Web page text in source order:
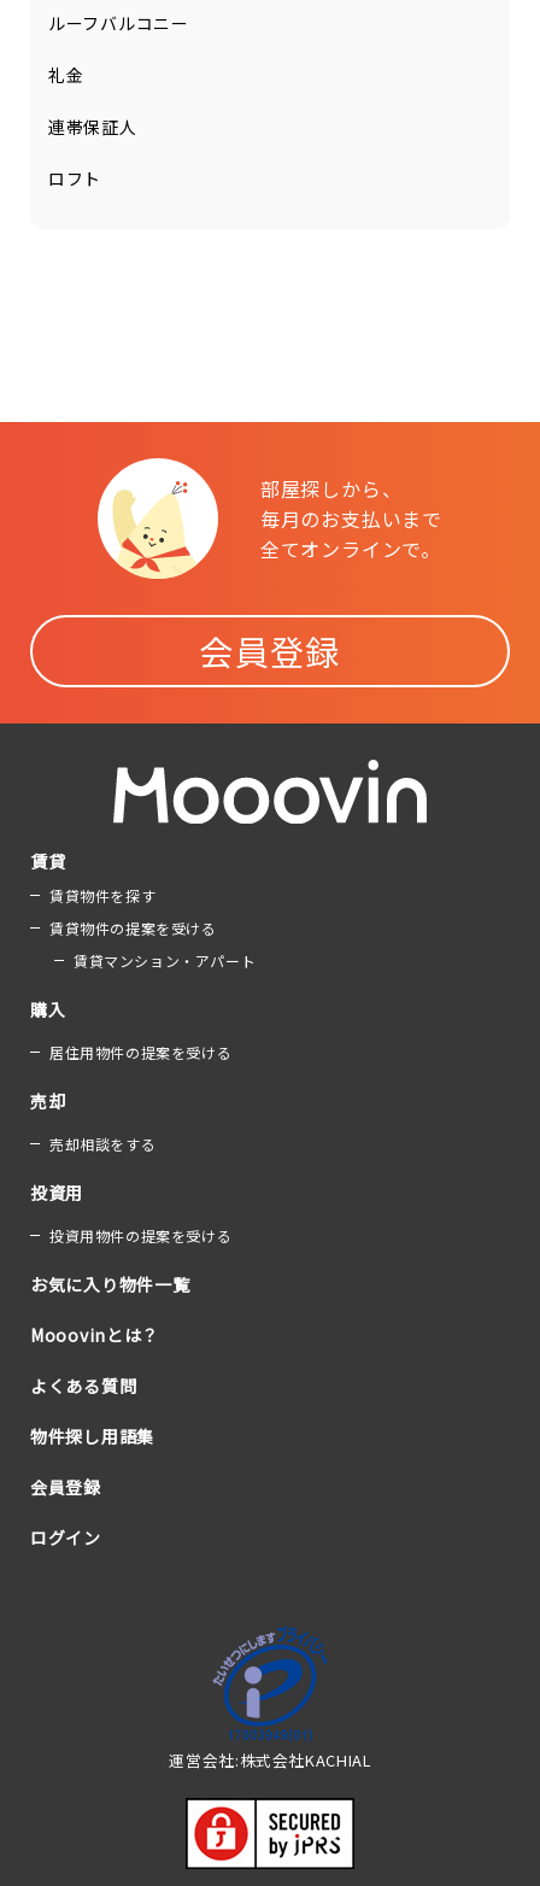
ルーフバルコニー
礼金
連帯保証人
ロフト
部屋探しから、
毎月のお支払いまで
全てオンラインで。
会員登録
賃貸
賃貸物件を探す
賃貸物件の提案を受ける
賃貸マンション・アパート
購入
居住用物件の提案を受ける
売却
売却相談をする
投資用
投資用物件の提案を受ける
お気に入り物件一覧
Mooovinとは？
よくある質問
物件探し用語集
会員登録
ログイン
運営会社:株式会社KACHIAL